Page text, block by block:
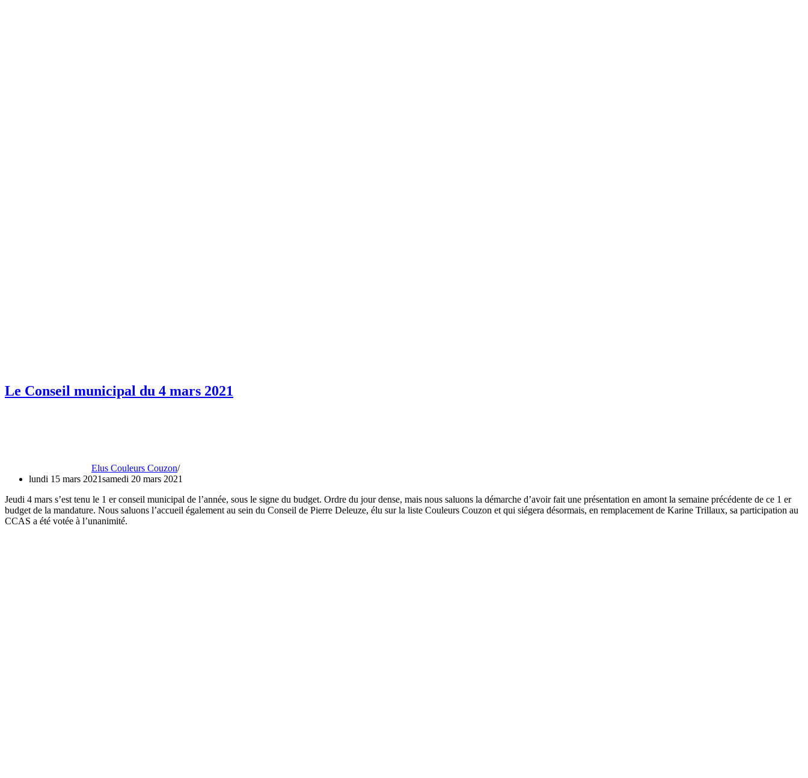
Le Conseil municipal du 4 mars 2021
Elus Couleurs Couzon
lundi 15 mars 2021samedi 20 mars 2021
Jeudi 4 mars s’est tenu le 1 er conseil municipal de l’année, sous le signe du budget. Ordre du jour dense, mais nous saluons la démarche d’avoir fait une présentation en amont la semaine précédente de ce 1 er
budget de la mandature. Nous saluons l’accueil également au sein du Conseil de Pierre Deleuze, élu sur la liste Couleurs Couzon et qui siégera désormais, en remplacement de Karine Trillaux, sa participation au
CCAS a été votée à l’unanimité.